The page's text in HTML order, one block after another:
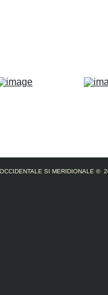
SI MERIDIONALE ©